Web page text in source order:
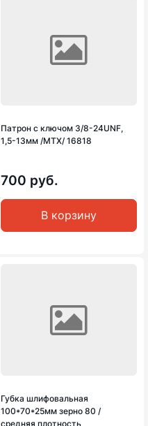
Патрон с ключом 3/8-24UNF,
1,5-13мм /MTX/ 16818
700 руб.
В корзину
Губка шлифовальная
100*70*25мм зерно 80 /
средняя плотность